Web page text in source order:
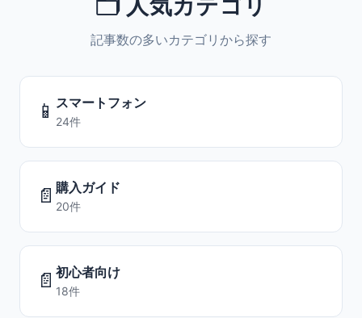
記事数の多いカテゴリから探す
📱 スマートフォン
24件
📄 購入ガイド
20件
📄 初心者向け
18件